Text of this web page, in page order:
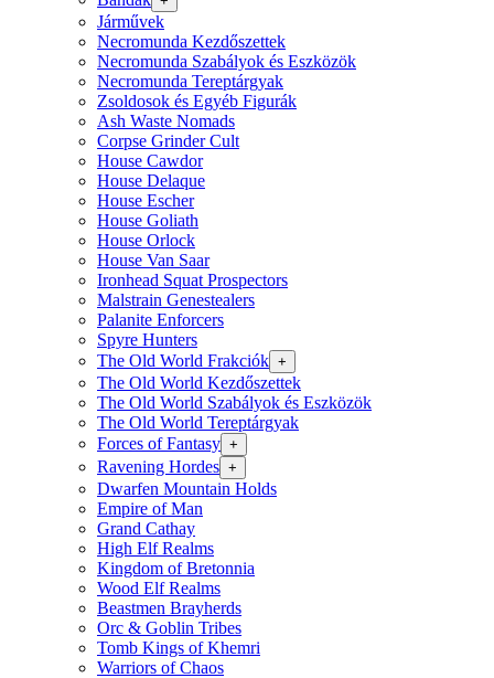
Járművek
Necromunda Kezdőszettek
Necromunda Szabályok és Eszközök
Necromunda Tereptárgyak
Zsoldosok és Egyéb Figurák
Ash Waste Nomads
Corpse Grinder Cult
House Cawdor
House Delaque
House Escher
House Goliath
House Orlock
House Van Saar
Ironhead Squat Prospectors
Malstrain Genestealers
Palanite Enforcers
Spyre Hunters
The Old World Frakciók +
The Old World Kezdőszettek
The Old World Szabályok és Eszközök
The Old World Tereptárgyak
Forces of Fantasy +
Ravening Hordes +
Dwarfen Mountain Holds
Empire of Man
Grand Cathay
High Elf Realms
Kingdom of Bretonnia
Wood Elf Realms
Beastmen Brayherds
Orc & Goblin Tribes
Tomb Kings of Khemri
Warriors of Chaos